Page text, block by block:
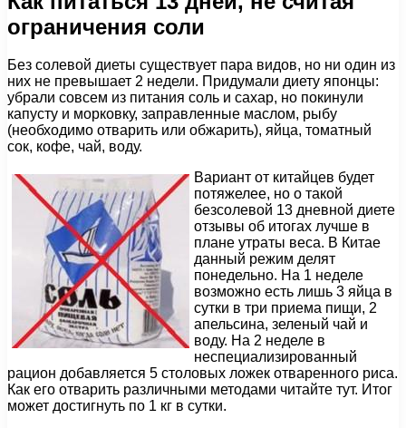
ограничения соли
Без солевой диеты существует пара видов, но ни один из
них не превышает 2 недели. Придумали диету японцы:
убрали совсем из питания соль и сахар, но покинули
капусту и морковку, заправленные маслом, рыбу
(необходимо отварить или обжарить), яйца, томатный
сок, кофе, чай, воду.
Вариант от китайцев будет
потяжелее, но о такой
безсолевой 13 дневной диете
отзывы об итогах лучше в
плане утраты веса. В Китае
данный режим делят
понедельно. На 1 неделе
возможно есть лишь 3 яйца в
сутки в три приема пищи, 2
апельсина, зеленый чай и
воду. На 2 неделе в
неспециализированный
рацион добавляется 5 столовых ложек отваренного риса.
Как его отварить различными методами читайте тут. Итог
может достигнуть по 1 кг в сутки.